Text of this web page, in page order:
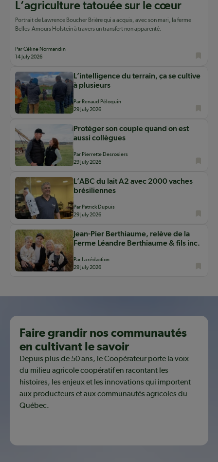
L’agriculture tatouée sur le cœur
Portrait de Lawrence Boucher Brière qui a acquis, avec son mari, la ferme
Belles-Amours Holstein à travers un transfert non apparenté.
Par Céline Normandin
14 July 2026
L’intelligence du terrain, ça se cultive
à plusieurs
Par Renaud Péloquin
29 July 2026
Protéger son couple quand on est
aussi collègues
Par Pierrette Desrosiers
29 July 2026
L’ABC du lait A2 avec 2000 vaches
brésiliennes
Par Patrick Dupuis
29 July 2026
Jean-Pier Berthiaume, relève de la
Ferme Léandre Berthiaume & fils inc.
Par La rédaction
29 July 2026
Faire grandir nos communautés
en cultivant le savoir
Depuis plus de 50 ans, le Coopérateur porte la voix
du milieu agricole coopératif en racontant les
histoires, les enjeux et les innovations qui importent
aux producteurs et aux communautés agricoles du
Québec.